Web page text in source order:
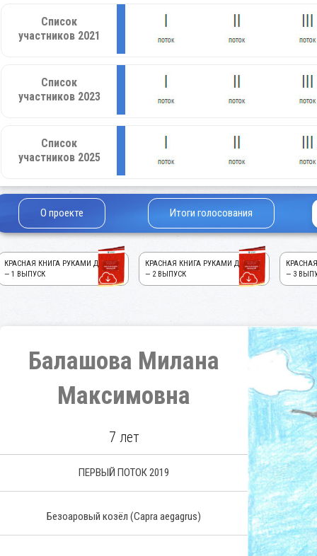
Список
участников 2021
Список
участников 2023
Список
участников 2025
О проекте Итоги голосования
КРАСНАЯ КНИГА РУКАМИ ДЕТЕЙ!
— 1 ВЫПУСК
КРАСНАЯ КНИГА РУКАМИ ДЕТЕЙ!
— 2 ВЫПУСК
— 3
Балашова Милана
Максимовна
7 лет
ПЕРВЫЙ ПОТОК 2019
Безоаровый козёл (Capra aegagrus)